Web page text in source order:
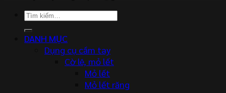
Tìm
DANH MỤC
Dụng cụ cầm tay
Cờ lê, mỏ lết
Mỏ lết
Mỏ lết răng